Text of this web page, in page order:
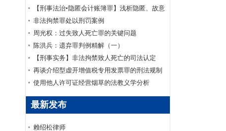
罪”十五个常见疑难问题
【刑事法治•隐匿会计账簿罪】浅析隐匿、故意
销毁会计凭证罪之认定
非法拘禁罪处以刑罚案例
周光权：过失致人死亡罪的关键问题
陈洪兵：遗弃罪判例精解（一）
【刑事实务】非法拘禁致人死亡的司法认定
再谈介绍型虚开增值税专用发票罪的刑法规制
使用他人许可证经营烟草的法教义学分析
最新发布
赖绍松律师